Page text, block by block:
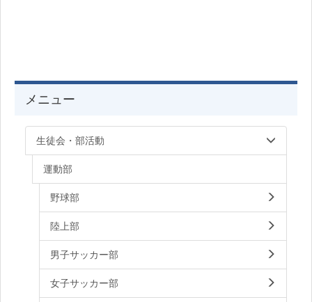
メニュー
生徒会・部活動
運動部
野球部
陸上部
男子サッカー部
女子サッカー部